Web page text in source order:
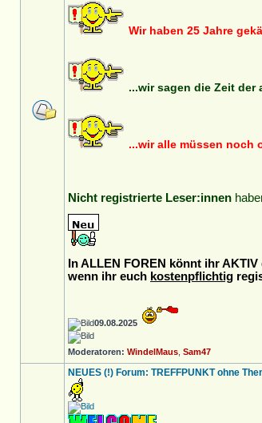
Wir haben 25 Jahre
...wir sagen die Zeit der
...wir alle müssen noch
Nicht registrierte Leser:innen
In ALLEN FOREN könnt ihr AKTIV
wenn ihr euch kostenpflichtig
09.08.2025
Moderatoren: WindelMaus Sam47
NEUES (!) Forum: TREFFPUNKT ohne